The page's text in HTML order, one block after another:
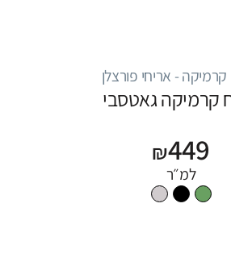
קרמיקה - אריחי פורצלן
קרמיקה גאטסבי
₪449
למ״ר